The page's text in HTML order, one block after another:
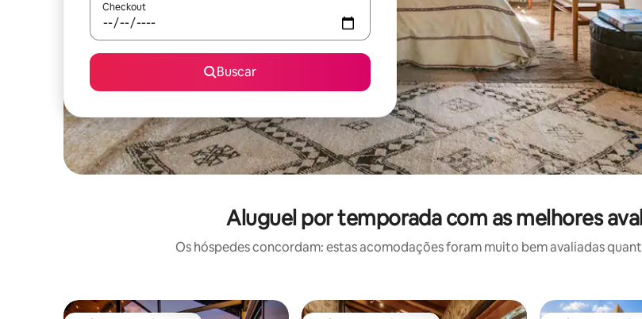
Checkout
Buscar
Aluguel por temporada com as melhores
Os hóspedes concordam: estas acomodações foram muito bem avaliadas